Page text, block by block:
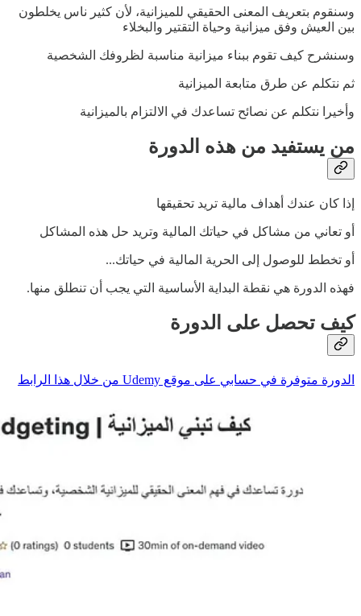
وسنقوم بتعريف المعنى الحقيقي للميزانية، لأن كثير ناس يخلطون
بين العيش وفق ميزانية وحياة التقتير والبخلاء
وسنشرح كيف تقوم ببناء ميزانية مناسبة لظروفك الشخصية
ثم نتكلم عن طرق متابعة الميزانية
وأخيرا نتكلم عن نصائح تساعدك في الالتزام بالميزانية
من يستفيد من هذه الدورة
إذا كان عندك أهداف مالية تريد تحقيقها
أو تعاني من مشاكل في حياتك المالية وتريد حل هذه المشاكل
أو تخطط للوصول إلى الحرية المالية في حياتك...
فهذه الدورة هي نقطة البداية الأساسية التي يجب أن تنطلق منها.
كيف تحصل على الدورة
الدورة متوفرة في حسابي على موقع Udemy من خلال هذا الرابط